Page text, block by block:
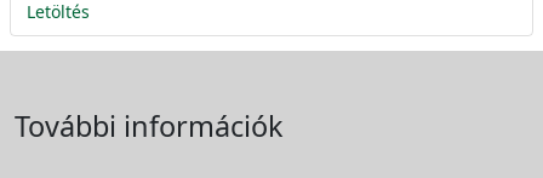
Letöltés
További információk